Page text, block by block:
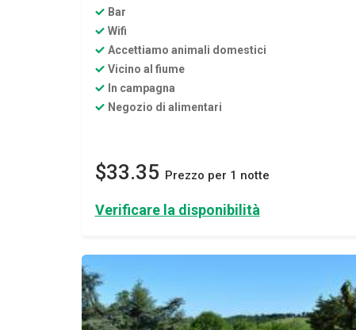
Bar
Wifi
Accettiamo animali domestici
Vicino al fiume
In campagna
Negozio di alimentari
$33.35 Prezzo per 1 notte
Verificare la disponibilità